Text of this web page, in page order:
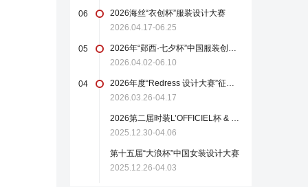
06
2026海丝“衣创杯”服装设计大赛
2026.04.17-06.25
05
2026年“郧西·七夕杯”中国服装创新设计大赛
2026.04.02-06.10
04
2026年度“Redress 设计大赛”征稿启事
2026.03.26-04.17
2026第二届时装L’OFFICIEL杯 & 中国轻纺城国际设计大师赛
2025.12.30-04.06
第十五届“大浪杯”中国女装设计大赛
2025.12.26-04.03